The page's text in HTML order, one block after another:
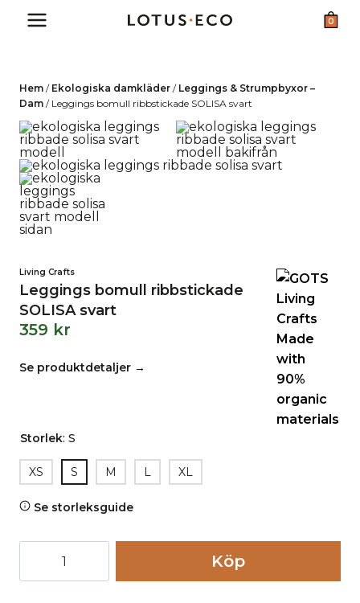
0
Hem / Ekologiska damkläder / Leggings & Strumpbyxor –
Dam / Leggings bomull ribbstickade SOLISA svart
Living Crafts
Leggings bomull ribbstickade
SOLISA svart
359 kr
Se produktdetaljer →
Storlek: S
XS S M L XL
Se storleksguide
bomull
Köp